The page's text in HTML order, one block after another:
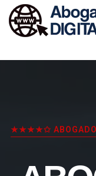
★★★★✩